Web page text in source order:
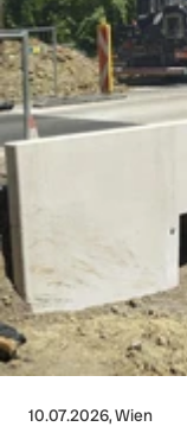
10.07.2026, Wien